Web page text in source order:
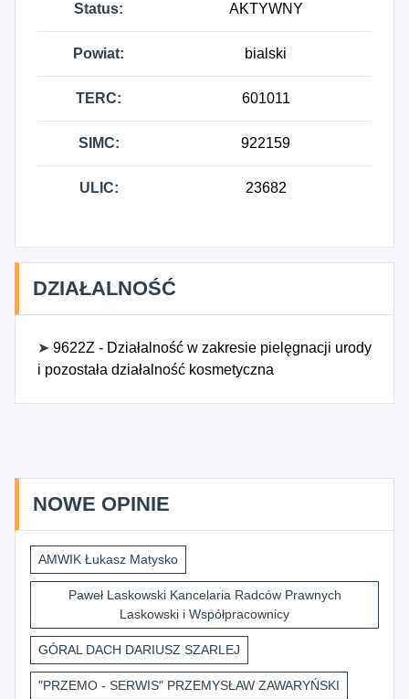
Status: AKTYWNY
Powiat: bialski
TERC: 601011
SIMC: 922159
ULIC: 23682
DZIAŁALNOŚĆ
➤ 9622Z - Działalność w zakresie pielęgnacji urody
i pozostała działalność kosmetyczna
NOWE OPINIE
AMWIK Łukasz Matysko
Paweł Laskowski Kancelaria Radców Prawnych
Laskowski i Współpracownicy
GÓRAL DACH DARIUSZ SZARLEJ
"PRZEMO - SERWIS" PRZEMYSŁAW ZAWARYŃSKI